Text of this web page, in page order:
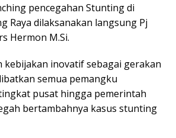
pencegahan Stunting di
Raya dilaksanakan langsung Pj
Hermon M.Si.
kebijakan inovatif sebagai gerakan
semua pemangku
pusat hingga pemerintah
bertambahnya kasus stunting